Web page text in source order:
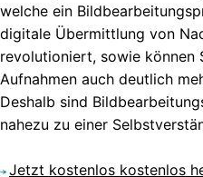
welche ein
digitale Übermittlung von
revolutioniert, sowie können
Aufnahmen auch deutlich
Deshalb sind
nahezu zu einer
Jetzt kostenlos kostenlos